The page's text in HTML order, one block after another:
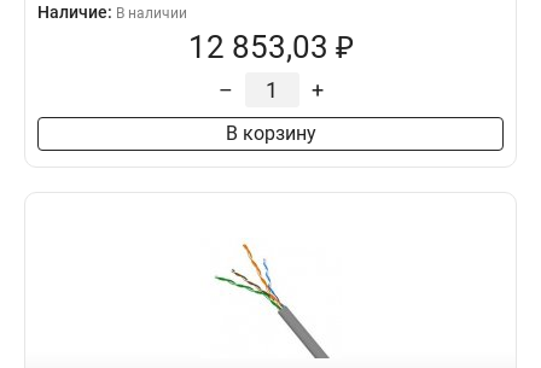
Наличие: В наличии
12 853,03 ₽
– +
В корзину